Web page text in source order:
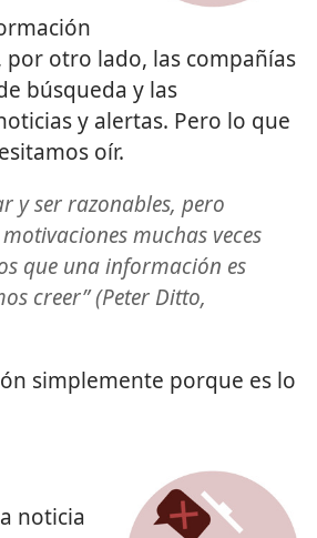
por otro lado, las compañías
búsqueda y las
y alertas. Pero lo que
oír.
y ser razonables, pero
muchas veces
que una información es
creer” (Peter Ditto,
simplemente porque es lo
noticia